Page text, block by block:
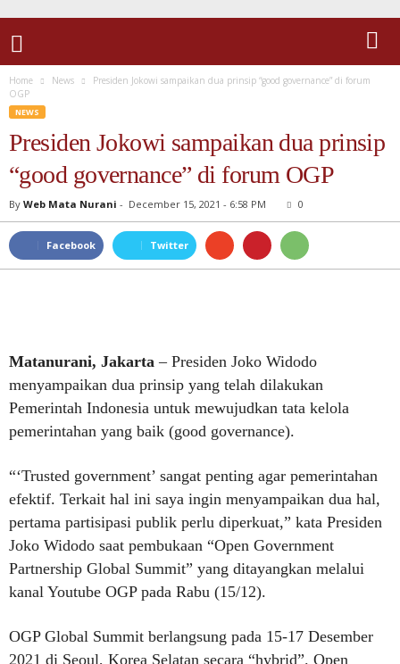
Home News
Presiden Jokowi sampaikan dua prinsip “good governance” di forum
OGP
NEWS
Presiden Jokowi sampaikan dua prinsip
“good governance” di forum OGP
By Web Mata Nurani - December 15, 2021 - 6:58 PM 0
Facebook Twitter
Matanurani, Jakarta – Presiden Joko Widodo
menyampaikan dua prinsip yang telah dilakukan
Pemerintah Indonesia untuk mewujudkan tata kelola
pemerintahan yang baik (good governance).
“‘Trusted government’ sangat penting agar pemerintahan
efektif. Terkait hal ini saya ingin menyampaikan dua hal,
pertama partisipasi publik perlu diperkuat,” kata Presiden
Joko Widodo saat pembukaan “Open Government
Partnership Global Summit” yang ditayangkan melalui
kanal Youtube OGP pada Rabu (15/12).
OGP Global Summit berlangsung pada 15-17 Desember
2021 di Seoul, Korea Selatan secara “hybrid”. Open